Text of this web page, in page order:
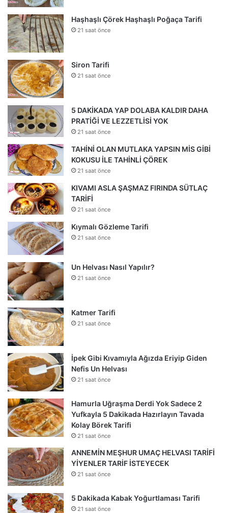
Haşhaşlı Çörek Haşhaşlı Poğaça Tarifi
21 saat önce
Siron Tarifi
21 saat önce
5 DAKİKADA YAP DOLABA KALDIR DAHA
PRATİĞİ VE LEZZETLİSİ YOK
21 saat önce
TAHİNİ OLAN MUTLAKA YAPSIN MİS GİBİ
KOKUSU İLE TAHİNLİ ÇÖREK
21 saat önce
KIVAMI ASLA ŞAŞMAZ FIRINDA SÜTLAÇ
TARİFİ
21 saat önce
Kıymalı Gözleme Tarifi
21 saat önce
Un Helvası Nasıl Yapılır?
21 saat önce
Katmer Tarifi
21 saat önce
İpek Gibi Kıvamıyla Ağızda Eriyip Giden
Nefis Un Helvası
21 saat önce
Hamurla Uğraşma Derdi Yok Sadece 2
Yufkayla 5 Dakikada Hazırlayın Tavada
Kolay Börek Tarifi
21 saat önce
ANNEMİN MEŞHUR UMAÇ HELVASI TARİFİ
YİYENLER TARİF İSTEYECEK
21 saat önce
5 Dakikada Kabak Yoğurtlaması Tarifi
21 saat önce